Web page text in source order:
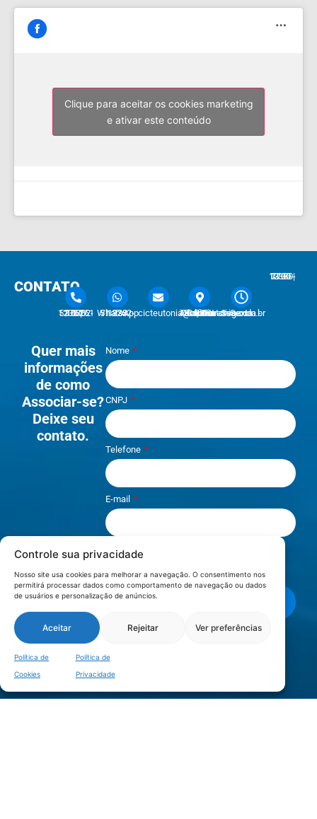
Controle sua privacidade
Nosso site usa cookies para melhorar a navegação. O consentimento nos
permitirá processar dados como comportamento de navegação ou dados
de usuários e personalização de anúncios.
Aceitar Rejeitar Ver preferências
Política de
Cookies
Política de
Privacidade
Clique para aceitar os cookies marketing
e ativar este conteúdo
CONTATO
51 3762-1233 | 51 3762-1030 51 3762-1233 WhatsAppcicteutonia@cicteutonia.com.br
Rua Um Sul, 77 - Centro Administrativo Teutônia - RS Segunda - Sexta
7:30 - 12:00 | 13:30 - 17:30
Quer mais
informações
de como
Associar-se?
Deixe seu
contato.
Nome
CNPJ
Telefone
E-mail
Li e aceito os termos de
Privacidade.
LOCALIZAÇÃO